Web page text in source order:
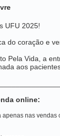
UFU 2025!
do coração e
Pela Vida, a
aos
online:
apenas nas vendas